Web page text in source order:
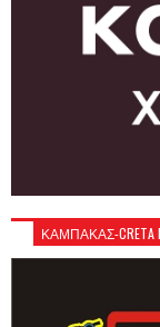
ΚΑΜΠΑΚΑΣ-CRETA